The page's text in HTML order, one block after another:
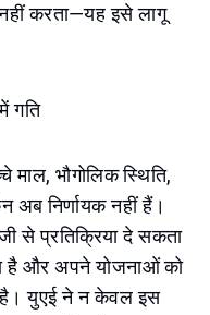
करता—यह इसे लागू
गति
भौगोलिक स्थिति,
निर्णायक नहीं हैं।
से प्रतिक्रिया दे सकता
है और अपने योजनाओं को
है। युएई ने न केवल इस